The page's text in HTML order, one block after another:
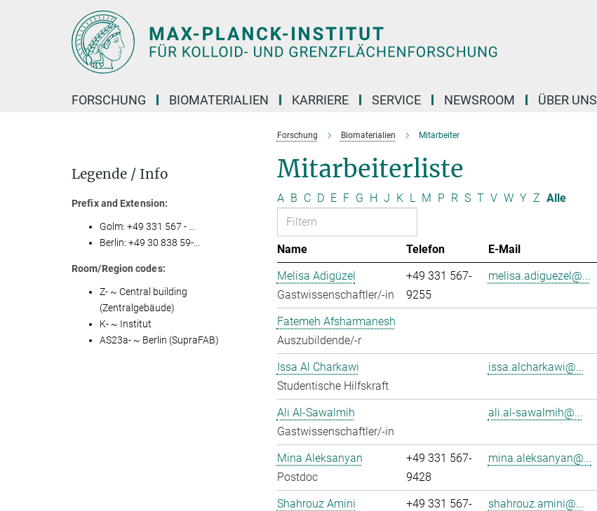
FORSCHUNG BIOMATERIALIEN KARRIERE SERVICE NEWSROOM ÜBER UNS
Forschung Biomaterialien Mitarbeiter
Mitarbeiterliste
A B C D E F G H J K L M P R S T V W Y Z Alle
Name Telefon E-Mail
Melisa Adigüzel
Gastwissenschaftler/-in
+49 331 567-
9255
melisa.adiguezel@...
Fatemeh Afsharmanesh
Auszubildende/-r
Issa Al Charkawi
Studentische Hilfskraft
issa.alcharkawi@...
Ali Al-Sawalmih
Gastwissenschaftler/-in
ali.al-sawalmih@...
Mina Aleksanyan
Postdoc
+49 331 567-
9428
mina.aleksanyan@...
Shahrouz Amini
+49 331 567-
shahrouz.amini@...
Legende / Info
Prefix and Extension:
Golm: +49 331 567 - ...
Berlin: +49 30 838 59-...
Room/Region codes:
Z- ~ Central building
(Zentralgebäude)
K- ~ Institut
AS23a- ~ Berlin (SupraFAB)